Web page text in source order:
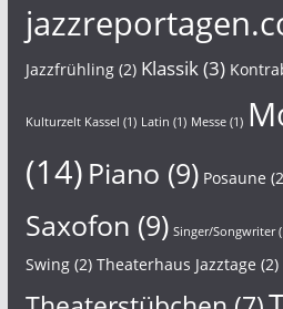
Jazzfrühling(2) Klassik(3)
Kulturzelt Kassel (1) Latin (1) Messe(1)
(14) Piano (9) Posaune
Saxofon (9) Singer/Songwriter
Swing(2) Theaterhaus Jazztage (2)